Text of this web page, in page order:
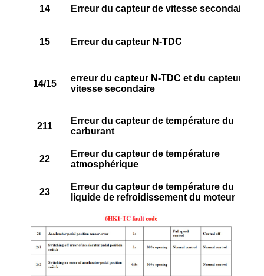
14 Erreur du capteur de vitesse secondaire
15 Erreur du capteur N-TDC
14/15
erreur du capteur N-TDC et du capteur de
vitesse secondaire
211
Erreur du capteur de température du
carburant
22
Erreur du capteur de température
atmosphérique
23
Erreur du capteur de température du
liquide de refroidissement du moteur